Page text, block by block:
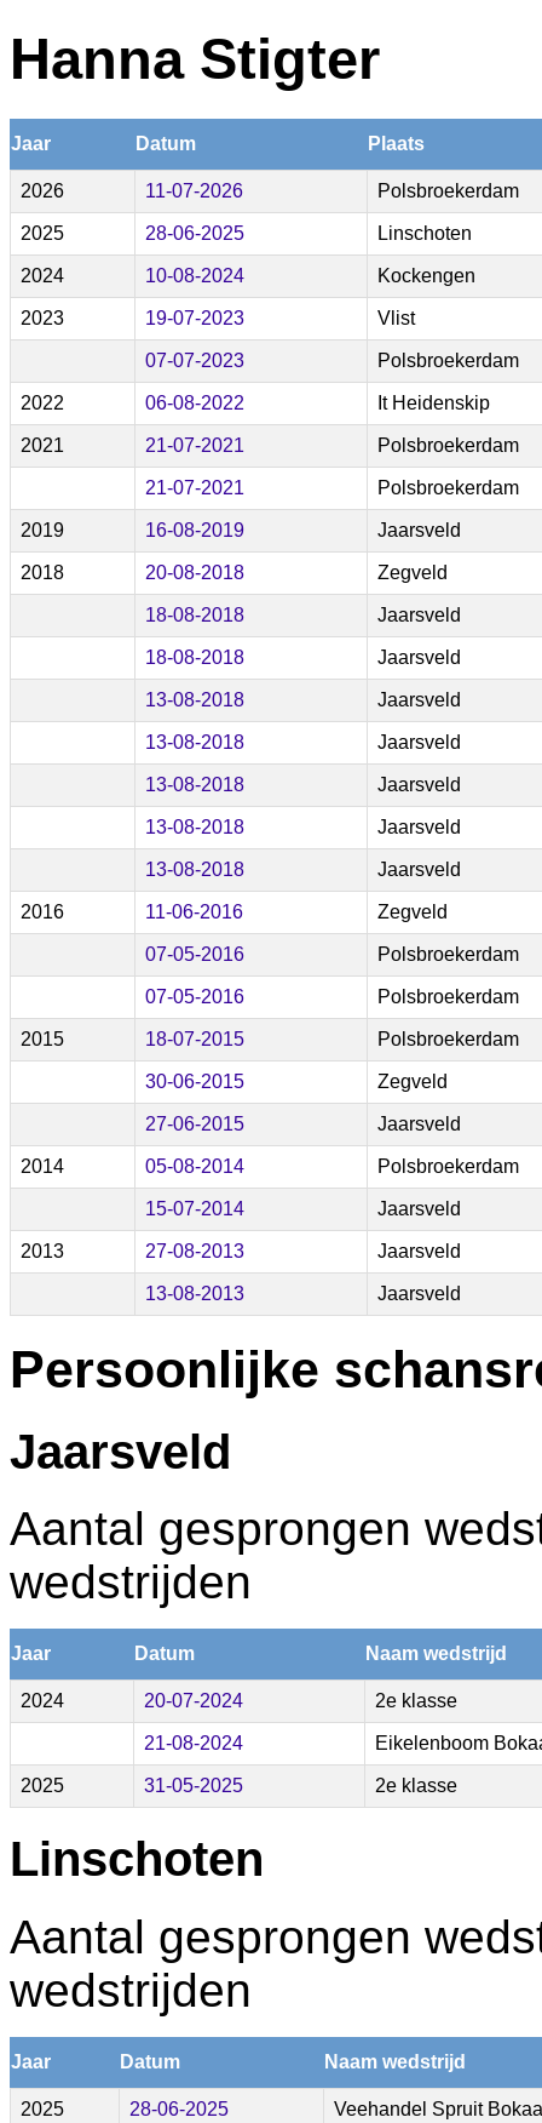
Hanna Stigter
Jaar Datum Plaats
2026 11-07-2026 Polsbroekerdam
2025 28-06-2025 Linschoten
2024 10-08-2024 Kockengen
2023 19-07-2023 Vlist
07-07-2023 Polsbroekerdam
2022 06-08-2022 It Heidenskip
2021 21-07-2021 Polsbroekerdam
21-07-2021 Polsbroekerdam
2019 16-08-2019 Jaarsveld
2018 20-08-2018 Zegveld
18-08-2018 Jaarsveld
18-08-2018 Jaarsveld
13-08-2018 Jaarsveld
13-08-2018 Jaarsveld
13-08-2018 Jaarsveld
13-08-2018 Jaarsveld
13-08-2018 Jaarsveld
2016 11-06-2016 Zegveld
07-05-2016 Polsbroekerdam
07-05-2016 Polsbroekerdam
2015 18-07-2015 Polsbroekerdam
30-06-2015 Zegveld
27-06-2015 Jaarsveld
2014 05-08-2014 Polsbroekerdam
15-07-2014 Jaarsveld
2013 27-08-2013 Jaarsveld
13-08-2013 Jaarsveld
Persoonlijke
Jaarsveld
Aantal gesprongen
wedstrijden
Jaar Datum Naam wedstrijd
2024 20-07-2024 2e klasse
21-08-2024 Eikelenboom
2025 31-05-2025 2e klasse
Linschoten
Aantal gesprongen
wedstrijden
Jaar Datum Naam wedstrijd
2025 28-06-2025 Veehandel Spruit